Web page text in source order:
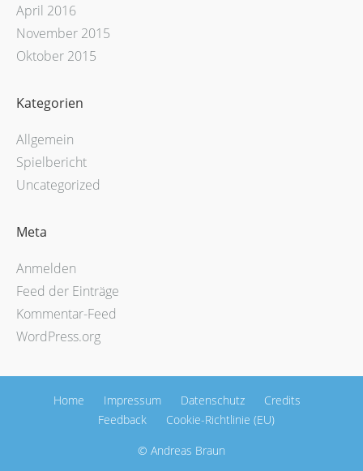
April 2016
November 2015
Oktober 2015
Kategorien
Allgemein
Spielbericht
Uncategorized
Meta
Anmelden
Feed der Einträge
Kommentar-Feed
WordPress.org
Home Impressum Datenschutz
Credits
Feedback
Cookie-Richtlinie (EU)
© Andreas Braun